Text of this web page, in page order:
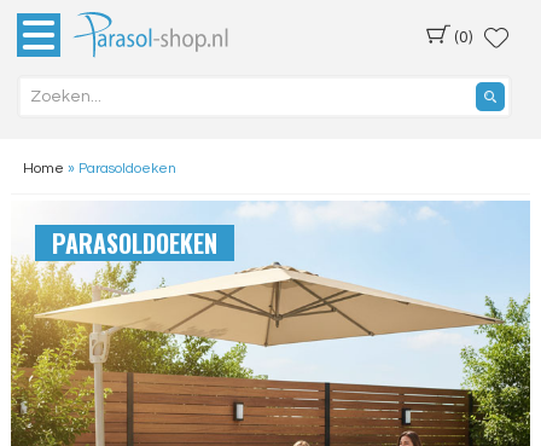
(0)
Home » Parasoldoeken
PARASOLDOEKEN